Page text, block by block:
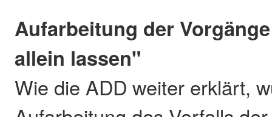
Aufarbeitung der
allein lassen"
Wie die ADD weiter erklärt,